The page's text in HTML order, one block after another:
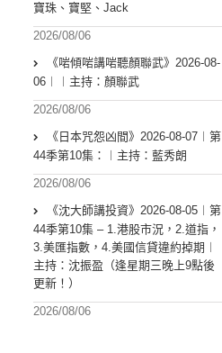
寶珠、寶堅、Jack
2026/08/06
《啱傾啱講啱聽顏聯武》2026-08-
06︱︱主持：顏聯武
2026/08/06
《日本咒怨凶間》2026-08-07︱第
44季第10集：︱主持：藍秀朗
2026/08/06
《沈大師講投資》2026-08-05︱第
44季第10集 – 1.港股市況，2.道指，
3.美匯指數，4.美國信貸違約掉期︱
主持：沈振盈（逢星期三晚上9點後
更新！）
2026/08/06